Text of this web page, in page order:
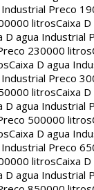
Industrial Preco
litrosCaixa
D agua Industrial
230000 litros
Caixa D agua
Industrial Preco
litrosCaixa
D agua Industrial
500000 litros
Caixa D agua
Industrial Preco
litrosCaixa
D agua Industrial